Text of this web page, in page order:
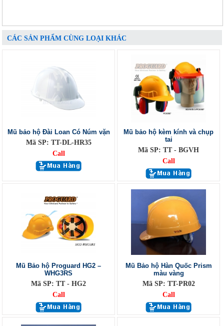
CÁC SẢN PHẨM CÙNG LOẠI KHÁC
Mũ bảo hộ Đài Loan Có Núm vặn
Mã SP: TT-DL-HR35
Call
Mũ bảo hộ kèm kính và chụp
tai
Mã SP: TT - BGVH
Call
Mũ Bảo hộ Proguard HG2 –
WHG3RS
Mã SP: TT - HG2
Call
Mũ Bảo hộ Hàn Quốc Prism
màu vàng
Mã SP: TT-PR02
Call